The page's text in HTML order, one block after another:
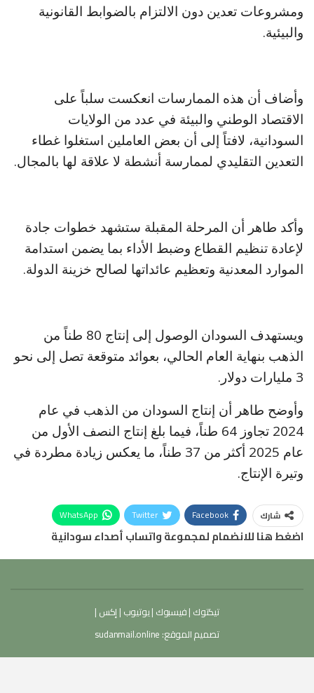
ومشروعات تعدين دون الالتزام بالضوابط القانونية
والبيئية.
وأضاف أن هذه الممارسات انعكست سلباً على
الاقتصاد الوطني والبيئة في عدد من الولايات
السودانية، لافتاً إلى أن بعض العاملين استغلوا غطاء
التعدين التقليدي لممارسة أنشطة لا علاقة لها بالمجال.
وأكد طاهر أن المرحلة المقبلة ستشهد خطوات جادة
لإعادة تنظيم القطاع وضبط الأداء بما يضمن استدامة
الموارد المعدنية وتعظيم عائداتها لصالح خزينة الدولة.
ويستهدف السودان الوصول إلى إنتاج 80 طناً من
الذهب بنهاية العام الحالي، بعوائد متوقعة تصل إلى نحو
3 مليارات دولار.
وأوضح طاهر أن إنتاج السودان من الذهب في عام
2024 تجاوز 64 طناً، فيما بلغ إنتاج النصف الأول من
عام 2025 أكثر من 37 طناً، ما يعكس زيادة مطردة في
وتيرة الإنتاج.
شارك Facebook
Twitter
WhatsApp
اضغط هنا للانضمام لمجموعة واتساب أصداء سودانية
تيكتوك |فيسبوك |يوتيوب | إكس |
تصميم الموقع: sudanmail.online